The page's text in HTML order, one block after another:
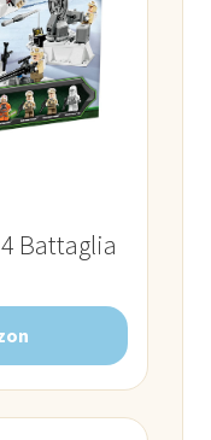
Battaglia